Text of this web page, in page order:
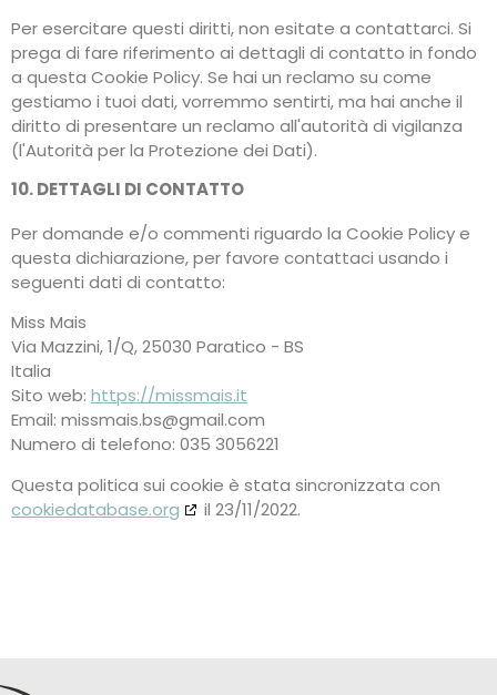
Per esercitare questi diritti, non esitate a contattarci. Si
prega di fare riferimento ai dettagli di contatto in fondo
a questa Cookie Policy. Se hai un reclamo su come
gestiamo i tuoi dati, vorremmo sentirti, ma hai anche il
diritto di presentare un reclamo all'autorità di vigilanza
(l'Autorità per la Protezione dei Dati).
10. DETTAGLI DI CONTATTO
Per domande e/o commenti riguardo la Cookie Policy e
questa dichiarazione, per favore contattaci usando i
seguenti dati di contatto:
Miss Mais
Via Mazzini, 1/Q, 25030 Paratico - BS
Italia
Sito web: https://missmais.it
Email: moc.liamg@sb.siamssim
Numero di telefono: 035 3056221
Questa politica sui cookie è stata sincronizzata con
cookiedatabase.org
il 23/11/2022.